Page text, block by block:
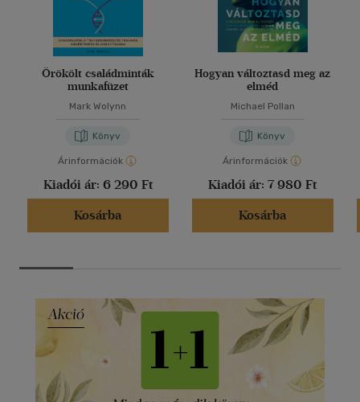
Örökölt családminták
munkafüzet
Mark Wolynn
Könyv
Árinformációk
Kiadói ár: 6 290 Ft
Kosárba
Hogyan változtasd meg az
elméd
Michael Pollan
Könyv
Árinformációk
Kiadói ár: 7 980 Ft
Kosárba